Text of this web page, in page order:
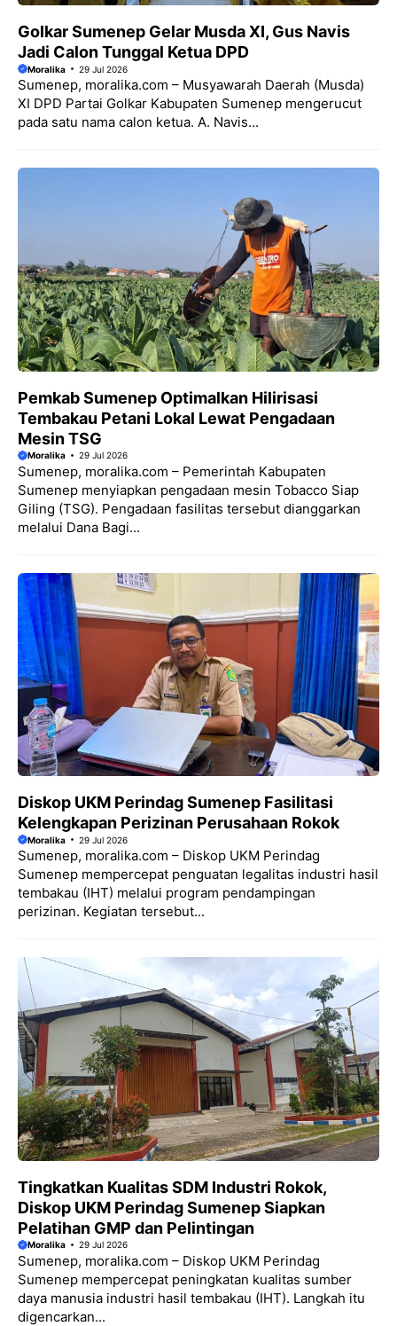
Golkar Sumenep Gelar Musda XI, Gus Navis
Jadi Calon Tunggal Ketua DPD
Moralika 29 Jul 2026
Sumenep, moralika.com – Musyawarah Daerah (Musda)
XI DPD Partai Golkar Kabupaten Sumenep mengerucut
pada satu nama calon ketua. A. Navis...
Pemkab Sumenep Optimalkan Hilirisasi
Tembakau Petani Lokal Lewat Pengadaan
Mesin TSG
Moralika 29 Jul 2026
Sumenep, moralika.com – Pemerintah Kabupaten
Sumenep menyiapkan pengadaan mesin Tobacco Siap
Giling (TSG). Pengadaan fasilitas tersebut dianggarkan
melalui Dana Bagi...
Diskop UKM Perindag Sumenep Fasilitasi
Kelengkapan Perizinan Perusahaan Rokok
Moralika 29 Jul 2026
Sumenep, moralika.com – Diskop UKM Perindag
Sumenep mempercepat penguatan legalitas industri hasil
tembakau (IHT) melalui program pendampingan
perizinan. Kegiatan tersebut...
Tingkatkan Kualitas SDM Industri Rokok,
Diskop UKM Perindag Sumenep Siapkan
Pelatihan GMP dan Pelintingan
Moralika 29 Jul 2026
Sumenep, moralika.com – Diskop UKM Perindag
Sumenep mempercepat peningkatan kualitas sumber
daya manusia industri hasil tembakau (IHT). Langkah itu
digencarkan...